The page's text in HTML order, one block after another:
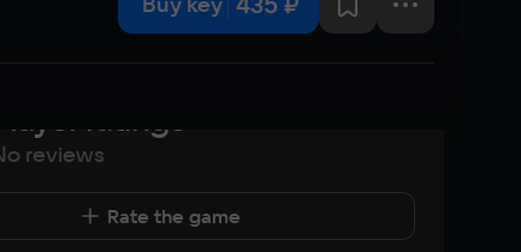
ratings
reviews
Rate the game